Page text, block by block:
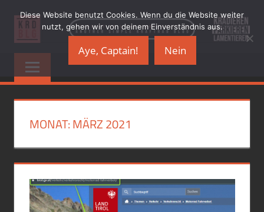
Inhalt
springen
KRADBLOG.DE
&
…
another
Kraftrad
MONAT:MÄRZ 2021
Diese Website benutzt Cookies. Wenn du die Website weiter
nutzt, gehen wir von deinem Einverständnis aus.
Aye, Captain! Nein